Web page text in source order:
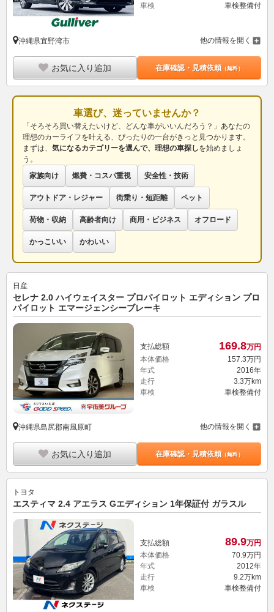
車検
車検整備付
沖縄県宜野湾市 他の情報を開く
お気に入り追加 在庫確認・見積依頼（無料）
車選び、迷っていませんか？
「そろそろ買い替えたいけど、どんな車がいいんだろう？」あなたの
理想のカーライフを叶える、ぴったりの一台がきっと見つかります。
まずは、 気になるカテゴリーを選んで、理想の車探しを始めましょ
う。
家族向け
燃費・コスパ重視 安全性・技術
アウトドア・レジャー 街乗り・短距離 ペット
荷物・収納 高齢者向け 商用・ビジネス オフロード
かっこいい かわいい
日産
セレナ 2.0 ハイウェイスター プロパイロット エディション プロ
パイロット エマージェンシーブレーキ
支払総額 169.8万円
本体価格
157. 3万円
年式
2016年
走行
3.3万km
車検
車検整備付
沖縄県島尻郡南風原町 他の情報を開く
お気に入り追加 在庫確認・見積依頼（無料）
トヨタ
エスティマ 2.4 アエラス Gエディション 1年保証付 ガラスル
支払総額 89.9万円
本体価格
70.9万円
年式
2012年
走行
9.2万km
車検
車検整備付